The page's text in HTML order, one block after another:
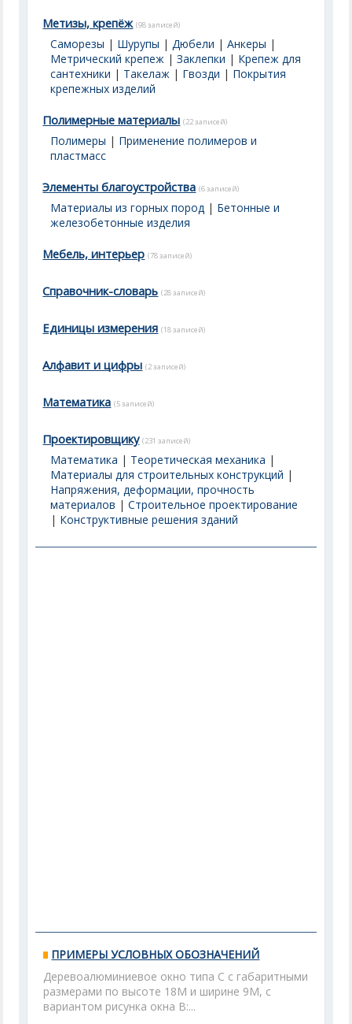
Метизы, крепёж (98 записей)
Саморезы | Шурупы |Дюбели |Анкеры |
Метрический крепеж |Заклепки | Крепеж для
сантехники | Такелаж | Гвозди | Покрытия
крепежных изделий
Полимерные материалы (22 записей)
Полимеры | Применение полимеров и
пластмасс
Элементы благоустройства (6 записей)
Материалы из горных пород | Бетонные и
железобетонные изделия
Мебель, интерьер (78 записей)
Справочник-словарь (28 записей)
Единицы измерения (18 записей)
Алфавит и цифры (2 записей)
Математика (5 записей)
Проектировщику (231 записей)
Математика | Теоретическая механика |
Материалы для строительных конструкций |
Напряжения, деформации, прочность
материалов |Строительное проектирование
| Конструктивные решения зданий
ПРИМЕРЫ УСЛОВНЫХ ОБОЗНАЧЕНИЙ
Деревоалюминиевое окно типа С с габаритными
размерами по высоте 18М и ширине 9М, с
вариантом рисунка окна В:...